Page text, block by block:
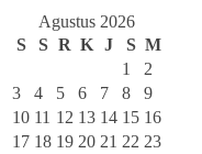
Agustus 2026
S
S R K J S M
1
2
3
4 5 6 7 8
9
10 11 12 13 14 15 16
17 18 19 20 21 22 23